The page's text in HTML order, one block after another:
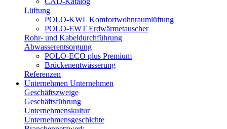
Lüftung
POLO-KWL Komfortwohnraumlüftung
POLO-EWT Erdwärmetauscher
Rohr- und Kabeldurchführung
Abwasserentsorgung
POLO-ECO plus Premium
Brückenentwässerung
Referenzen
Unternehmen Unternehmen
Geschäftszweige
Geschäftsführung
Unternehmenskultur
Unternehmensgeschichte